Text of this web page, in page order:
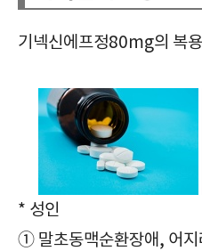
기넥신에프정80mg의 복
* 성인
① 말초동맥순환장애, 어